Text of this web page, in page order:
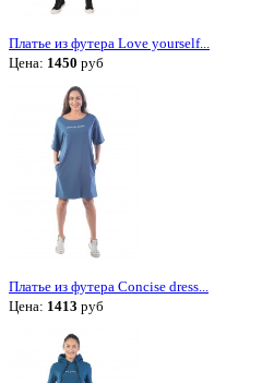
Платье из футера Love yourself...
Цена: 1450 руб
Платье из футера Concise dress...
Цена: 1413 руб